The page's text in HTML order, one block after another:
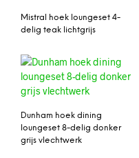
Mistral hoek loungeset 4-
delig teak lichtgrijs
Dunham hoek dining
loungeset 8-delig donker
grijs vlechtwerk